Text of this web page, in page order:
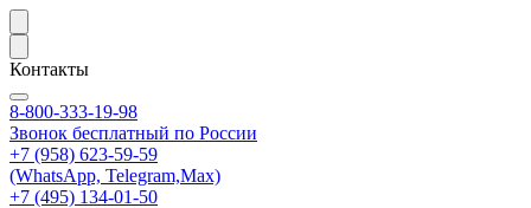
Контакты
8-800-333-19-98
Звонок бесплатный по России
+7 (958) 623-59-59
(WhatsApp, Telegram,Max)
+7 (495) 134-01-50